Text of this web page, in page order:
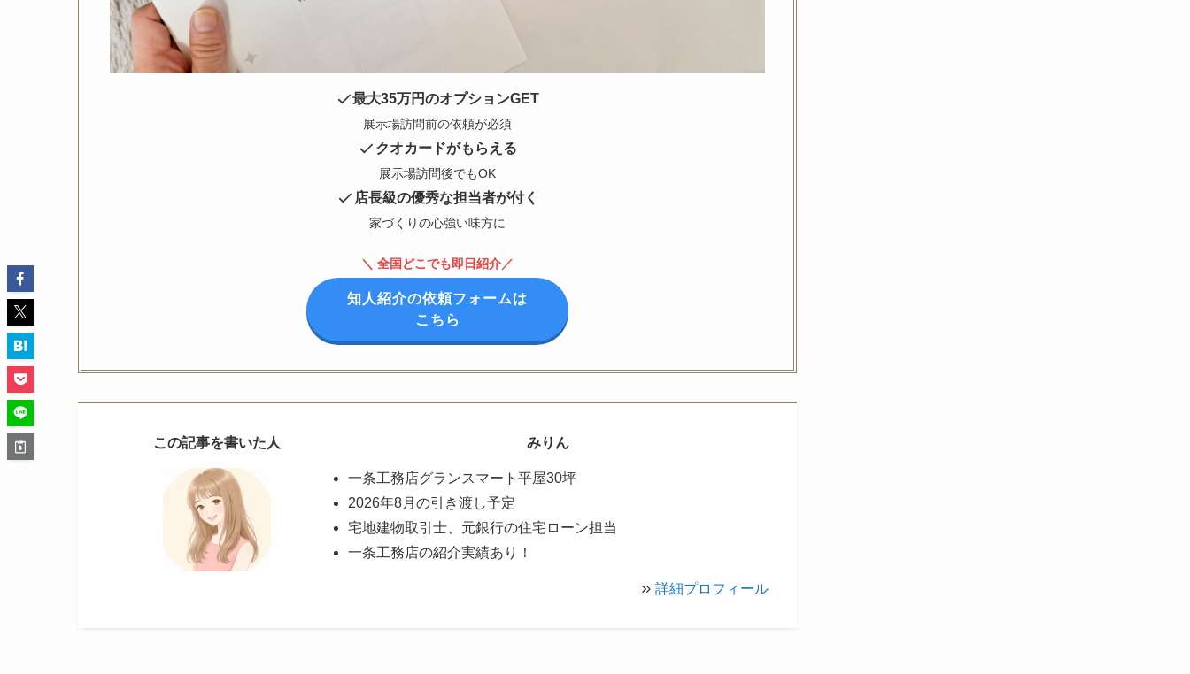
最大35万円のオプションGET
展示場訪問前の依頼が必須
クオカードがもらえる
展示場訪問後でもOK
店長級の優秀な担当者が付く
家づくりの心強い味方に
＼ 全国どこでも即日紹介／
知人紹介の依頼フォームは
こちら
この記事を書いた人 みりん
一条工務店グランスマート平屋30坪
2026年8月の引き渡し予定
宅地建物取引士、元銀行の住宅ローン担当
一条工務店の紹介実績あり！
詳細プロフィール